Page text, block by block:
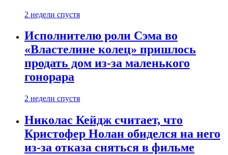
2 недели спустя
Исполнителю роли Сэма во
«Властелине колец» пришлось
продать дом из-за маленького
гонорара
2 недели спустя
Николас Кейдж считает, что
Кристофер Нолан обиделся на него
из-за отказа сняться в фильме